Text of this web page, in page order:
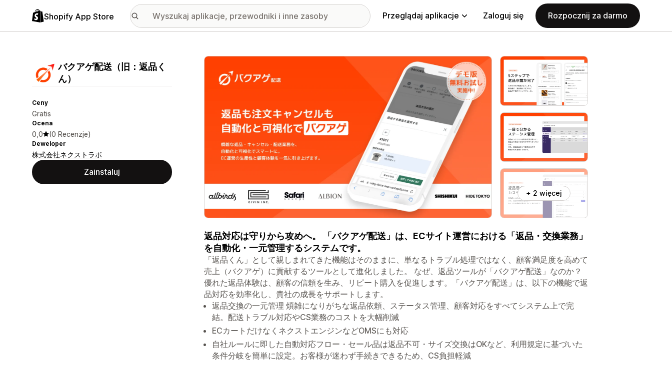
Shopify App Store Przeglądaj aplikacje Zaloguj się Rozpocznij za darmo
バクアゲ配送（旧：返品く
ん）
Ceny
Gratis
Ocena
0,0 (0 Recenzje)
Deweloper
株式会社ネクストラボ
Zainstaluj
Wyróżnione obrazy w galerii
+ 2 więcej
返品対応は守りから攻めへ。 「バクアゲ配送」は、ECサイト運営における「返品・交換業務」
を自動化・一元管理するシステムです。
「返品くん」として親しまれてきた機能はそのままに、単なるトラブル処理ではなく、顧客満足度を高めて
売上（バクアゲ）に貢献するツールとして進化しました。 なぜ、返品ツールが「バクアゲ配送」なのか？
優れた返品体験は、顧客の信頼を生み、リピート購入を促進します。「バクアゲ配送」は、以下の機能で返
品対応を効率化し、貴社の成長をサポートします。
返品交換の一元管理 煩雑になりがちな返品依頼、ステータス管理、顧客対応をすべてシステム上で完
結。配送トラブル対応やCS業務のコストを大幅削減
ECカートだけなくネクストエンジンなどOMSにも対応
自社ルールに即した自動対応フロー・セール品は返品不可・サイズ交換はOKなど、利用規定に基づいた
条件分岐を簡単に設定。お客様が迷わず手続きできるため、CS負担軽減